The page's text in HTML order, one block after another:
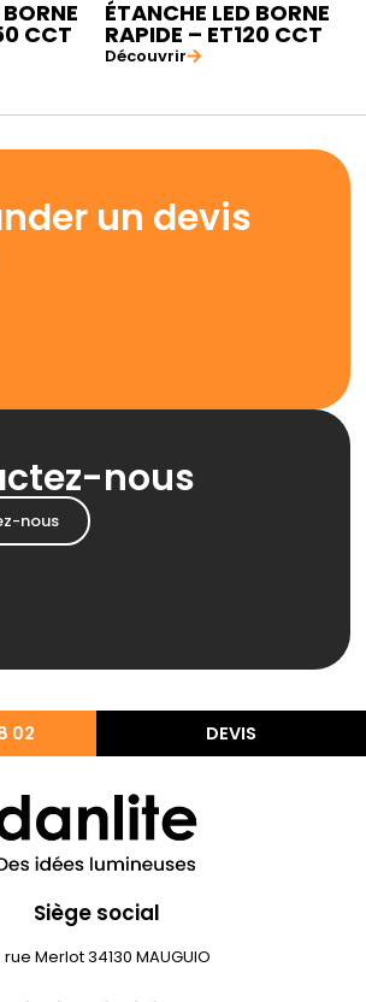
CCT
ÉTANCHE LED BORNE
RAPIDE – ET120 CCT
Découvrir
un devis
nous
nous
02 DEVIS
Siège social
rue Merlot 34130 MAUGUIO